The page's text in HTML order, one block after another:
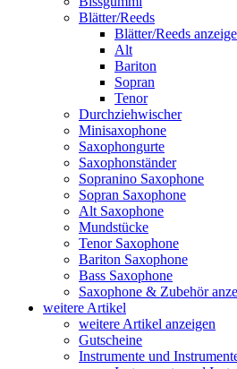
Blätter/Reeds
Blätter/Reeds
Alt
Bariton
Sopran
Tenor
Durchziehwischer
Minisaxophone
Saxophongurte
Saxophonständer
Sopranino Saxophone
Sopran Saxophone
Alt Saxophone
Mundstücke
Tenor Saxophone
Bariton Saxophone
Bass Saxophone
Saxophone & Zubehör
weitere Artikel
weitere Artikel anzeigen
Gutscheine
Instrumente und